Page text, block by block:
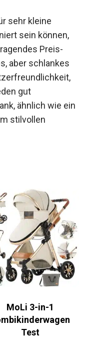
sehr kleine
sein können,
Preis-
aber schlankes
gut
ähnlich wie ein
stilvollen
MoLi 3-in-1
Test